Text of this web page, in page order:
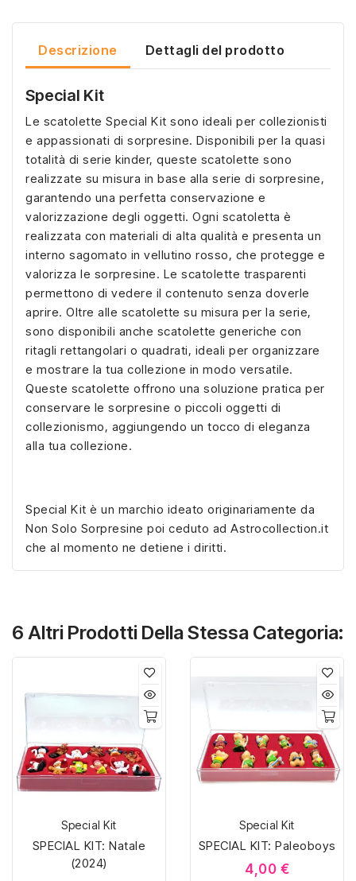
Descrizione Dettagli del prodotto
Special Kit
Le scatolette Special Kit sono ideali per collezionisti
e appassionati di sorpresine. Disponibili per la quasi
totalità di serie kinder, queste scatolette sono
realizzate su misura in base alla serie di sorpresine,
garantendo una perfetta conservazione e
valorizzazione degli oggetti. Ogni scatoletta è
realizzata con materiali di alta qualità e presenta un
interno sagomato in vellutino rosso, che protegge e
valorizza le sorpresine. Le scatolette trasparenti
permettono di vedere il contenuto senza doverle
aprire. Oltre alle scatolette su misura per la serie,
sono disponibili anche scatolette generiche con
ritagli rettangolari o quadrati, ideali per organizzare
e mostrare la tua collezione in modo versatile.
Queste scatolette offrono una soluzione pratica per
conservare le sorpresine o piccoli oggetti di
collezionismo, aggiungendo un tocco di eleganza
alla tua collezione.
Special Kit è un marchio ideato originariamente da
Non Solo Sorpresine poi ceduto ad Astrocollection.it
che al momento ne detiene i diritti.
6 Altri Prodotti Della Stessa Categoria:
Special Kit
SPECIAL KIT: Natale
(2024)
Special Kit
SPECIAL KIT: Paleoboys
4,00 €